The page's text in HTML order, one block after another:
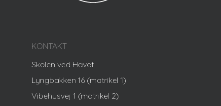
KONTAKT
Skolen ved Havet
Lyngbakken 16 (matrikel 1)
Vibehusvej 1 (matrikel 2)